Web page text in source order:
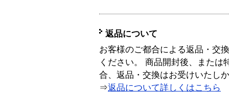
返品について
お客様のご都合による返品・交
ください。 商品開封後、または
合、返品・交換はお受けいたし
⇒返品について詳しくはこちら